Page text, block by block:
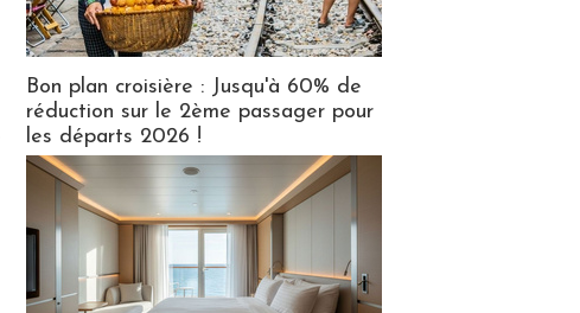
Bon plan croisière : Jusqu'à 60% de
réduction sur le 2ème passager pour
les départs 2026 !